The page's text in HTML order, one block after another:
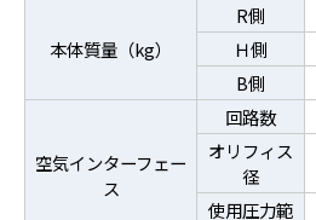
本体質量（kg）
R側
Ｈ側
B側
空気インターフェー
ス
回路数
オリフィス
径
使用圧力範